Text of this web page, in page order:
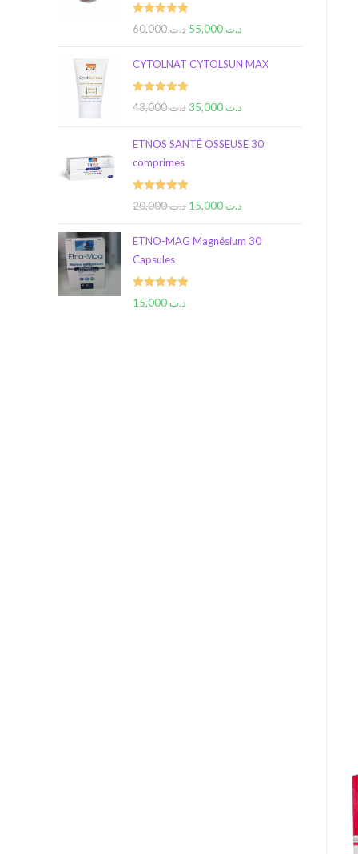
Rated 5.00د.ت60,000 د.ت
CYTOLNAT CYTOLSUN MAX
Rated5.00د.ت43,000 د.ت
ETNOS SANTÉ OSSEUSE 30
comprimes
Rated5.00د.ت20,000 د.ت
ETNO-MAG Magnésium 30
Capsules
Rated5.00د.ت